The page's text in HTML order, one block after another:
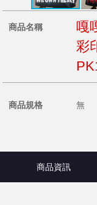
商品名稱
嘎
彩
商品規格 無
商品資訊